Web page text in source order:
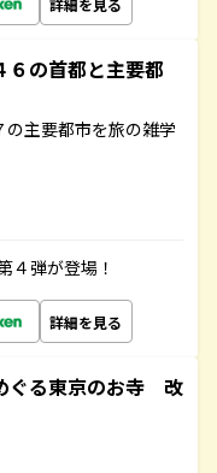
の首都と主要都
の主要都市を旅の雑学
４弾が登場！
詳細を見る
ぐる東京のお寺 改